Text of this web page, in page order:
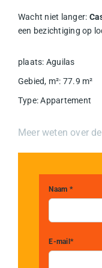
Wacht niet langer:
een bezichtiging op
plaats: Aguilas
Gebied, m²: 77.9 m²
Type: Appartement
Meer weten over
Naam *
E-mail*